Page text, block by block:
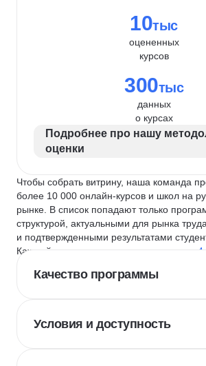
10тыс
оцененных
курсов
300тыс
данных
о курсах
Подробнее про нашу
оценки
Чтобы собрать витрину, наша команда
более 10 000 онлайн-курсов и школ на
рынке. В список попадают только
структурой, актуальными для рынка
и подтвержденными результатами
Каждый курс и школу мы оцениваем по
Качество программы
Условия и доступность